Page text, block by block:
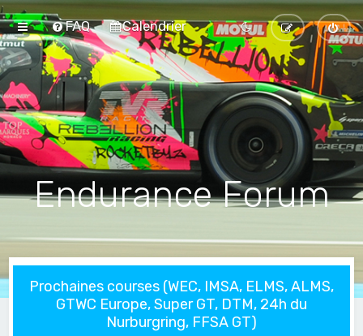
FAQ Calendrier
Endurance Forum
Prochaines courses (WEC, IMSA, ELMS, ALMS,
GTWC Europe, Super GT, DTM, 24h du
Nurburgring, FFSA GT)